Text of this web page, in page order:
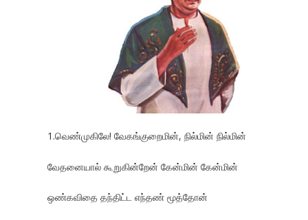
1.வெண்முகிலே! வேகங்குறைமின், நில்மின் நில்மின்
வேதனையால் கூறுகின்றேன் கேன்மின் கேன்மின்
ஒண்கவிதை தந்திட்ட எந்தண் மூத்தோன்